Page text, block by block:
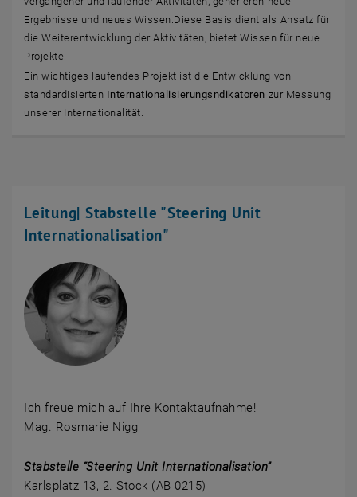
Ergebnisse und neues Wissen.Diese Basis dient als Ansatz für
die Weiterentwicklung der Aktivitäten, bietet Wissen für neue
Projekte.
Ein wichtiges laufendes Projekt ist die Entwicklung von
standardisierten Internationalisierungsndikatoren zur Messung
unserer Internationalität.
Leitung| Stabstelle "Steering Unit
Internationalisation"
Ich freue mich auf Ihre Kontaktaufnahme!
Mag. Rosmarie Nigg
Stabstelle “Steering Unit Internationalisation”
Karlsplatz 13, 2. Stock (AB 0215)